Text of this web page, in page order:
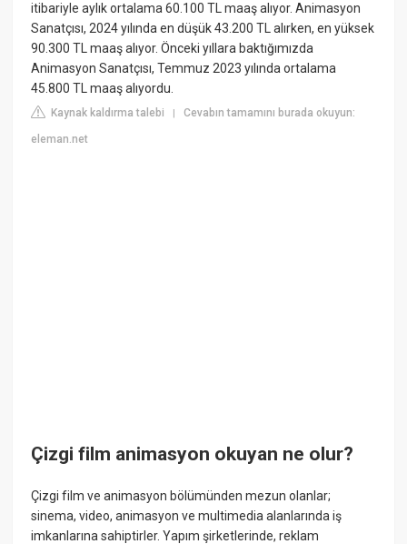
itibariyle aylık ortalama 60.100 TL maaş alıyor. Animasyon
Sanatçısı, 2024 yılında en düşük 43.200 TL alırken, en yüksek
90.300 TL maaş alıyor. Önceki yıllara baktığımızda
Animasyon Sanatçısı, Temmuz 2023 yılında ortalama
45.800 TL maaş alıyordu.
Kaynak kaldırma talebi |Cevabın tamamını burada okuyun:
eleman.net
Çizgi film animasyon okuyan ne olur?
Çizgi film ve animasyon bölümünden mezun olanlar;
sinema, video, animasyon ve multimedia alanlarında iş
imkanlarına sahiptirler. Yapım şirketlerinde, reklam